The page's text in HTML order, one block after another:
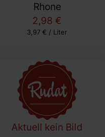
Rhone
2,98 €
3,97 € / Liter
Aktuell kein Bild